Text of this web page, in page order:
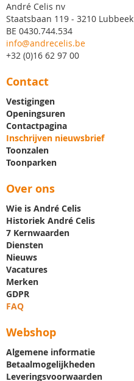
André Celis nv
Staatsbaan 119 - 3210 Lubbeek
BE 0430.744.534
info@andrecelis.be
+32 (0)16 62 97 00
Contact
Vestigingen
Openingsuren
Contactpagina
Inschrijven nieuwsbrief
Toonzalen
Toonparken
Over ons
Wie is André Celis
Historiek André Celis
7 Kernwaarden
Diensten
Nieuws
Vacatures
Merken
GDPR
FAQ
Webshop
Algemene informatie
Betaalmogelijkheden
Leveringsvoorwaarden